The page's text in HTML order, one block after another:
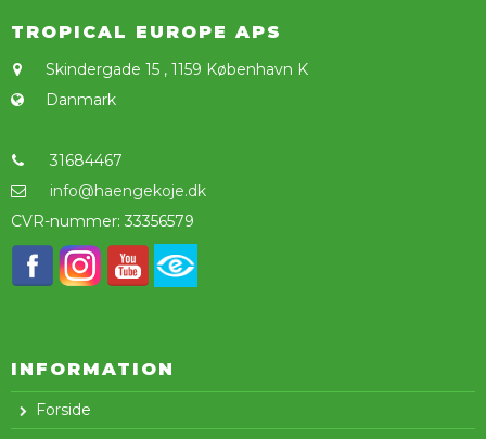
TROPICAL EUROPE APS
Skindergade 15 , 1159 København K
Danmark
31684467
info@haengekoje.dk
CVR-nummer: 33356579
INFORMATION
Forside